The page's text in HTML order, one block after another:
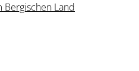
Land